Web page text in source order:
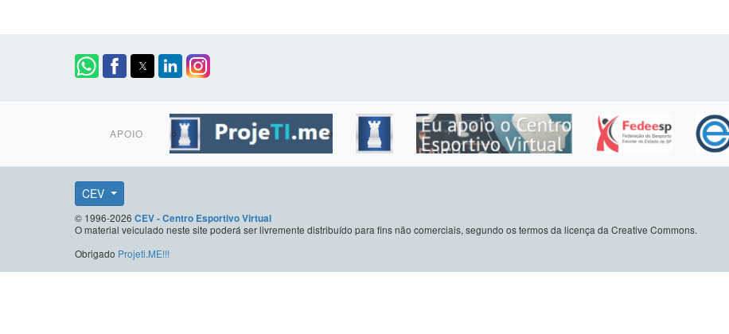
APOIO
CEV
© 1996-2026 CEV - Centro Esportivo Virtual
O material veiculado neste site poderá ser livremente distribuído para fins não comerciais, segundo os termos da licença da Creative Commons.
Obrigado Projeti.ME!!!